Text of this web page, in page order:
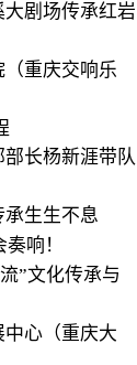
剧场传承红岩
重庆交响乐
长杨新涯带队
生生不息
响！
”文化传承与
心（重庆大